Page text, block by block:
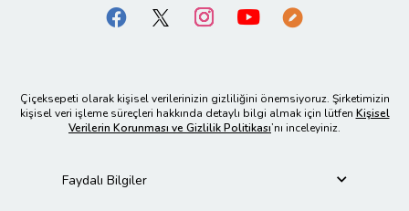
Çiçeksepeti olarak kişisel verilerinizin gizliliğini önemsiyoruz. Şirketimizin
kişisel veri işleme süreçleri hakkında detaylı bilgi almak için lütfen Kişisel
Verilerin Korunması ve Gizlilik Politikası’nı inceleyiniz.
Faydalı Bilgiler